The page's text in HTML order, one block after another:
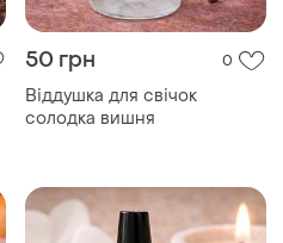
50 грн 0
Віддушка для свічок
солодка вишня